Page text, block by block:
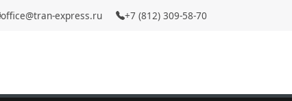
office@tran-express.ru +7 (812) 309-58-70